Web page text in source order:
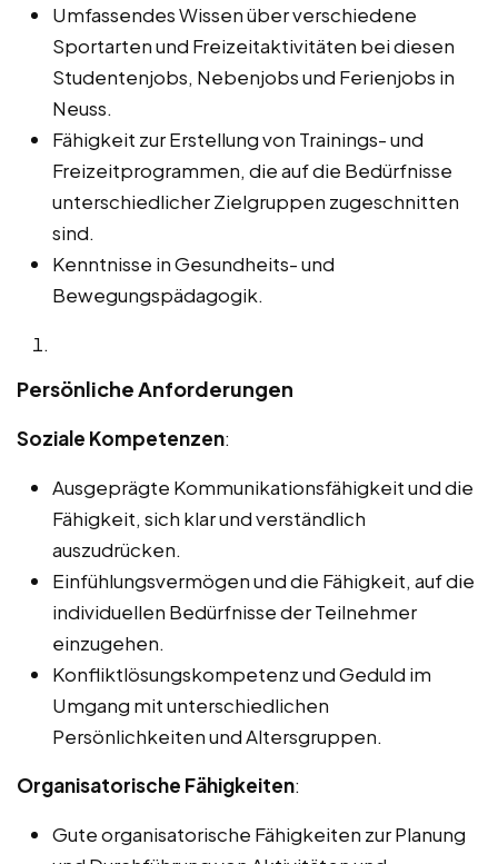
Umfassendes Wissen über verschiedene
Sportarten und Freizeitaktivitäten bei diesen
Studentenjobs, Nebenjobs und Ferienjobs in
Neuss.
Fähigkeit zur Erstellung von Trainings- und
Freizeitprogrammen, die auf die Bedürfnisse
unterschiedlicher Zielgruppen zugeschnitten
sind.
Kenntnisse in Gesundheits- und
Bewegungspädagogik.
Persönliche Anforderungen
Soziale Kompetenzen:
Ausgeprägte Kommunikationsfähigkeit und die
Fähigkeit, sich klar und verständlich
auszudrücken.
Einfühlungsvermögen und die Fähigkeit, auf die
individuellen Bedürfnisse der Teilnehmer
einzugehen.
Konfliktlösungskompetenz und Geduld im
Umgang mit unterschiedlichen
Persönlichkeiten und Altersgruppen.
Organisatorische Fähigkeiten:
Gute organisatorische Fähigkeiten zur Planung